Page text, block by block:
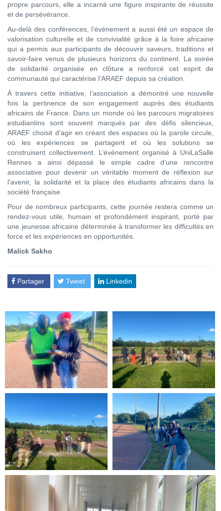
propre parcours, elle a incarné une figure inspirante de réussite
et de persévérance.
Au-delà des conférences, l’événement a aussi été un espace de
valorisation culturelle et de convivialité grâce à la foire africaine
qui a permis aux participants de découvrir saveurs, traditions et
savoir-faire venus de plusieurs horizons du continent. La soirée
de solidarité organisée en clôture a renforcé cet esprit de
communauté qui caractérise l’ARAEF depuis sa création.
À travers cette initiative, l’association a démontré une nouvelle
fois la pertinence de son engagement auprès des étudiants
africains de France. Dans un monde où les parcours migratoires
estudiantins sont souvent marqués par des défis silencieux,
ARAEF choisit d’agir en créant des espaces où la parole circule,
où les expériences se partagent et où les solutions se
construisent collectivement. L’événement organisé à UniLaSalle
Rennes a ainsi dépassé le simple cadre d’une rencontre
associative pour devenir un véritable moment de réflexion sur
l’avenir, la solidarité et la place des étudiants africains dans la
société française.
Pour de nombreux participants, cette journée restera comme un
rendez-vous utile, humain et profondément inspirant, porté par
une jeunesse africaine déterminée à transformer les difficultés en
force et les expériences en opportunités.
Malick Sakho
Partager Tweet Linkedin